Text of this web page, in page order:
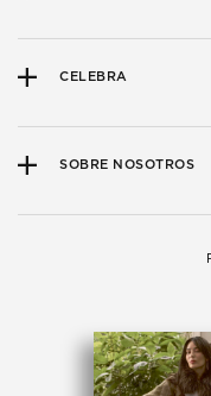
CELEBRA
SOBRE NOSOTROS